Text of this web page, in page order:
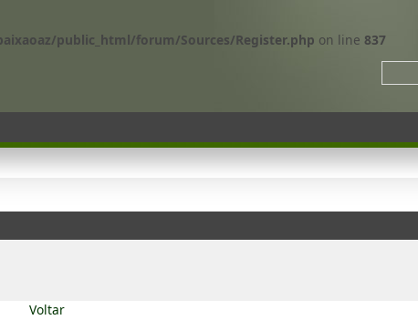
public_html/forum/Sources/Register.php on line 837
Voltar